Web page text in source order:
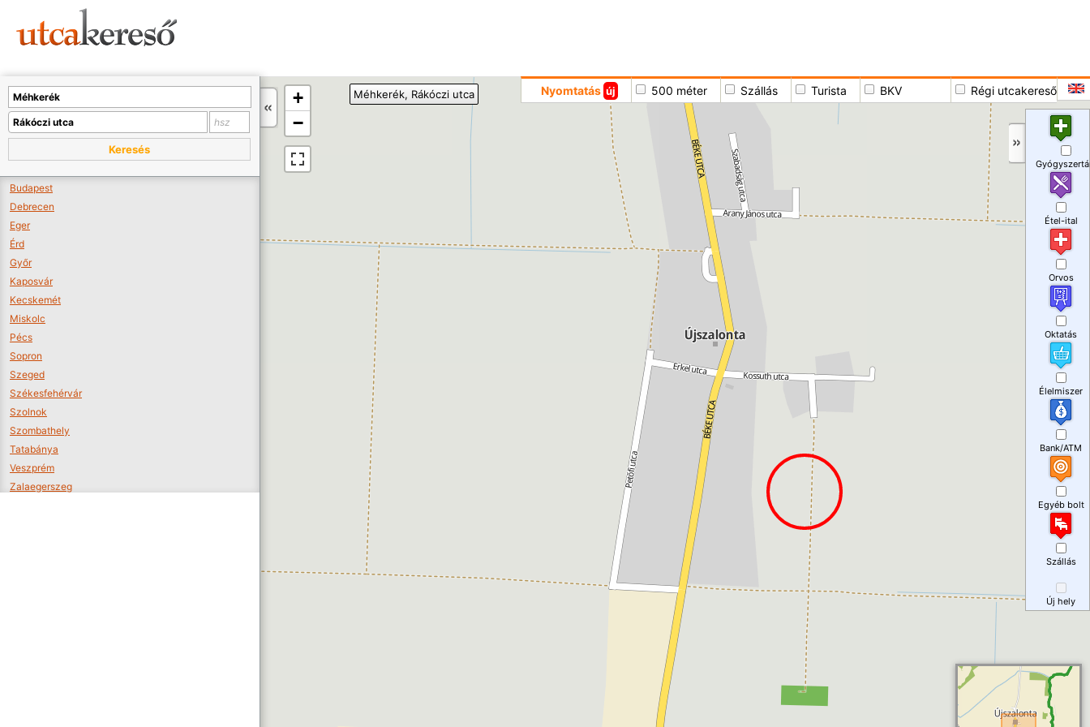
+
−
Nyomtatás új 500 méter Szállás Turista BKV Régi utcakereső
Méhkerék, Rákóczi utca
Keresés
Budapest
Debrecen
Eger
Érd
Győr
Kaposvár
Kecskemét
Miskolc
Pécs
Sopron
Szeged
Székesfehérvár
Szolnok
Szombathely
Tatabánya
Veszprém
Zalaegerszeg
Étel-ital
Orvos
Oktatás
Élelmiszer
Bank/ATM
Egyéb bolt
Szállás
Új hely
A térképet kicsinyíteni kell, hogy látszódjanak a boltok.
Boltok látszódjanak >>